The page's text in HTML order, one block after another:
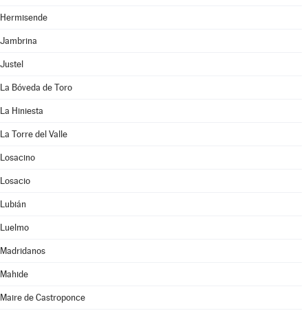
Hermisende
Jambrina
Justel
La Bóveda de Toro
La Hiniesta
La Torre del Valle
Losacino
Losacio
Lubián
Luelmo
Madridanos
Mahide
Maire de Castroponce